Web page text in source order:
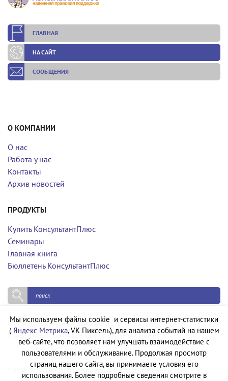
ГЛАВНАЯ
НА САЙТ
СООБЩЕНИЯ
О КОМПАНИИ
О нас
Работа у нас
Контакты
Архив новостей
ПРОДУКТЫ
Купить КонсультантПлюс
Семинары
Главная книга
Бюллетень КонсультантПлюс
Политика конфиденциальности
Политика обработки персональных данных
1994-2026 © ООО «Компания Квадро Плюс»
Мы используем файлы cookie и сервисы интернет-статистики
( Яндекс Метрика, VK Пиксель), для анализа событий на нашем
веб-сайте, что позволяет нам улучшать взаимодействие с
пользователями и обслуживание. Продолжая просмотр
страниц нашего сайта, вы принимаете условия его
использования. Более подробные сведения смотрите в